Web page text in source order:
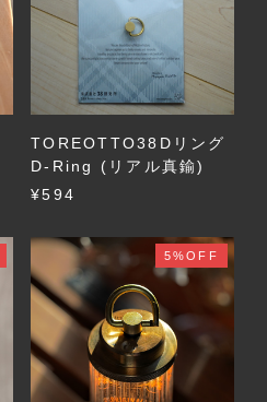
TOREOTTO38Dリング
D-Ring (リアル真鍮)
¥594
5%OFF